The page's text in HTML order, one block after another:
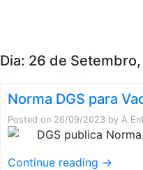
Dia: 26 de
Norma DGS para
Posted on 26/09/2023 by A
Continue reading →